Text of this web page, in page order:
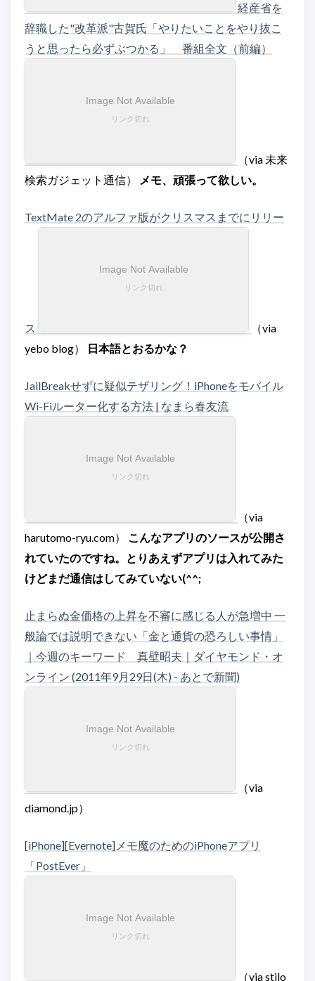
経産省を
辞職した"改革派"古賀氏「やりたいことをやり抜こ
うと思ったら必ずぶつかる」 番組全文（前編）
（via 未来
検索ガジェット通信）
メモ、頑張って欲しい。
TextMate 2のアルファ版がクリスマスまでにリリー
ス
（via
yebo blog）
日本語とおるかな？
JailBreakせずに疑似テザリング！iPhoneをモバイル
Wi-Fiルーター化する方法 | なまら春友流
（via
harutomo-ryu.com） こんなアプリのソースが公開さ
れていたのですね。とりあえずアプリは入れてみた
けどまだ通信はしてみていない(^^;
止まらぬ金価格の上昇を不審に感じる人が急増中 一
般論では説明できない「金と通貨の恐ろしい事情」
｜今週のキーワード 真壁昭夫｜ダイヤモンド・オ
ンライン (2011年9月29日(木) - あとで新聞)
（via
diamond.jp）
[iPhone][Evernote]メモ魔のためのiPhoneアプリ
「PostEver」
（via stilo